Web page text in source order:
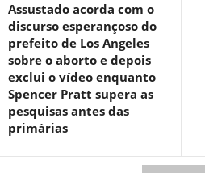
Assustado acorda com o
discurso esperançoso do
prefeito de Los Angeles
sobre o aborto e depois
exclui o vídeo enquanto
Spencer Pratt supera as
pesquisas antes das
primárias